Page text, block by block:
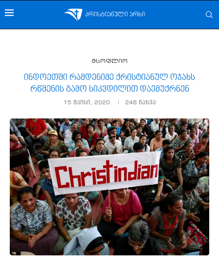
მსოფლიო
ინდოეთში რამდენიმე ქრისტიანულ ოჯახს
რწმენის გამო სიკვდილით დაემუქრნენ
15 მაისი, 2020 248 ნახვა